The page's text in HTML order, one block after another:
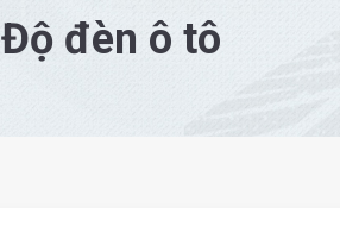
Độ đèn ô tô